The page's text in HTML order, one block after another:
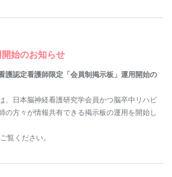
開始のお知らせ
護認定看護師限定「会員制掲示板」運用開始の
、日本脳神経看護研究学会員かつ脳卒中リハビ
の方々が情報共有できる掲示板の運用を開始し
覧ください。